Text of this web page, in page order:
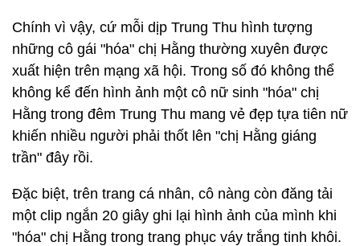
Chính vì vậy, cứ mỗi dịp Trung Thu hình tượng
những cô gái "hóa" chị Hằng thường xuyên được
xuất hiện trên mạng xã hội. Trong số đó không thể
không kể đến hình ảnh một cô nữ sinh "hóa" chị
Hằng trong đêm Trung Thu mang vẻ đẹp tựa tiên nữ
khiến nhiều người phải thốt lên "chị Hằng giáng
trần" đây rồi.
Đặc biệt, trên trang cá nhân, cô nàng còn đăng tải
một clip ngắn 20 giây ghi lại hình ảnh của mình khi
"hóa" chị Hằng trong trang phục váy trắng tinh khôi.